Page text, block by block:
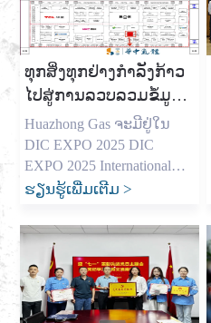
ຂ້າພະເຈົ້າໄດ້ໃຊ້ເວລາຫຼາຍປີ
ການຊ່ວຍເຫຼືອທຸລະກິດໃນທົ່ວ
ສະຫະລັດ, ເອີຣົບ, ແລະ
ອົດສະຕາລີຮັບປະກັນອາຍ
ແກັສທີ່ສໍາຄັນເຂົາເຈົ້າ
ຕ້ອງການ. ຂ້າພະເຈົ້າເຂົ້າໃຈ
ຄວາມກົດດັນທີ່ຜູ້ນໍາຈັດຊື້ເຊັ່ນ
Mark Shen […]
ທຸກສິ່ງທຸກຢ່າງກໍາລັງກ້າວ
ໄປສູ່ການລວບລວມຂໍ້ມູນ
ໃຫມ່, ການເຕົ້າໂຮມ
ຄວາມແຮງ
Huazhong Gas ຈະ​ມີ​ຢູ່​ໃນ
DIC EXPO 2025 DIC
EXPO 2025 International
(Shanghai) ການ​ວາງ​ສະ​ແດງ​
ການ​ນໍາ​ໃຊ້​ຈະ​ໄດ້​ຮັບ​ການ​
ເປີດ​ຢ່າງ​ໃຫຍ່​ຫຼວງ​ຈາກ​ເດືອນ​
ສິງ​ຫາ​ທີ່ 7 ຫາ 9th ຢູ່ Halls
E1-E3 ຂອງ Shanghai New
International Expo Center​.
ຮຽນຮູ້ເພີ່ມເຕີມ >